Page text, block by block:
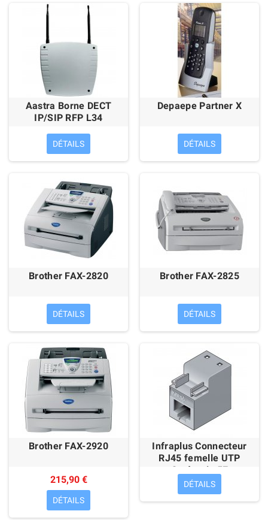
Aastra Borne DECT
IP/SIP RFP L34
DÉTAILS
Depaepe Partner X
DÉTAILS
Brother FAX-2820
DÉTAILS
Brother FAX-2825
DÉTAILS
Brother FAX-2920
215,90 €
DÉTAILS
Infraplus Connecteur
RJ45 femelle UTP
Catégorie 5E
DÉTAILS